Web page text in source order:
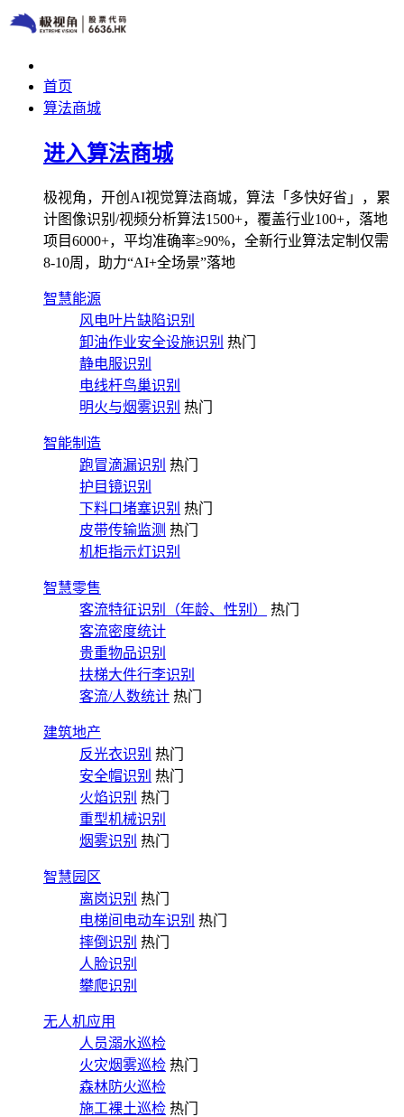
首页
算法商城
进入算法商城
极视角，开创AI视觉算法商城，算法「多快好省」，累
计图像识别/视频分析算法1500+，覆盖行业100+，落地
项目6000+，平均准确率≥90%，全新行业算法定制仅需
8-10周，助力“AI+全场景”落地
智慧能源
风电叶片缺陷识别
卸油作业安全设施识别 热门
静电服识别
电线杆鸟巢识别
明火与烟雾识别 热门
智能制造
跑冒滴漏识别 热门
护目镜识别
下料口堵塞识别 热门
皮带传输监测 热门
机柜指示灯识别
智慧零售
客流特征识别（年龄、性别）
热门
客流密度统计
贵重物品识别
扶梯大件行李识别
客流/人数统计 热门
建筑地产
反光衣识别 热门
安全帽识别 热门
火焰识别 热门
重型机械识别
烟雾识别 热门
智慧园区
离岗识别 热门
电梯间电动车识别 热门
摔倒识别 热门
人脸识别
攀爬识别
无人机应用
人员溺水巡检
火灾烟雾巡检 热门
森林防火巡检
施工裸土巡检 热门